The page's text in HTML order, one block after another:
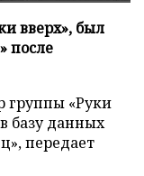
вверх», был
после
группы «Руки
базу данных
передает